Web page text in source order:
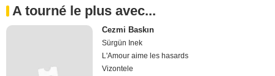
A tourné le plus avec...
Cezmi Baskın
Sürgün Inek
L'Amour aime les hasards
Vizontele